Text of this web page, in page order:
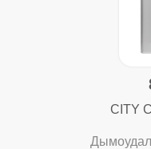
CITY